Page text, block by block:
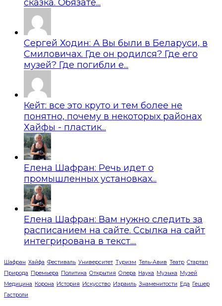
сказка. Обязате...
Сергей Ходин: А Вы были в Беларуси, в
Смиловичах. Где он родился? Где его
музей? Где погибли е...
Кейт: все это круто и тем более не
понятно, почему в некоторых районах
Хайфы - пластик...
Елена Шафран: Речь идет о
промышленных установках...
Елена Шафран: Вам нужно следить за
расписанием на сайте. Ссылка на сайт
интегрирована в текст....
Шафран Хайфа Фестиваль Университет Туризм Тель-Авив Театр Стартап
Природа Премьера Политика Открытия Опера Наука Музыка Музей
Медицина Корона История Искусство Израиль Знаменитости Еда Гешер
Гастроли